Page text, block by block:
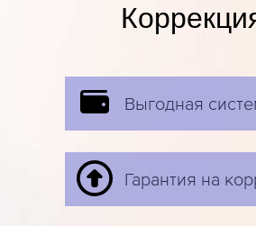
Выгодная
Гарантия на